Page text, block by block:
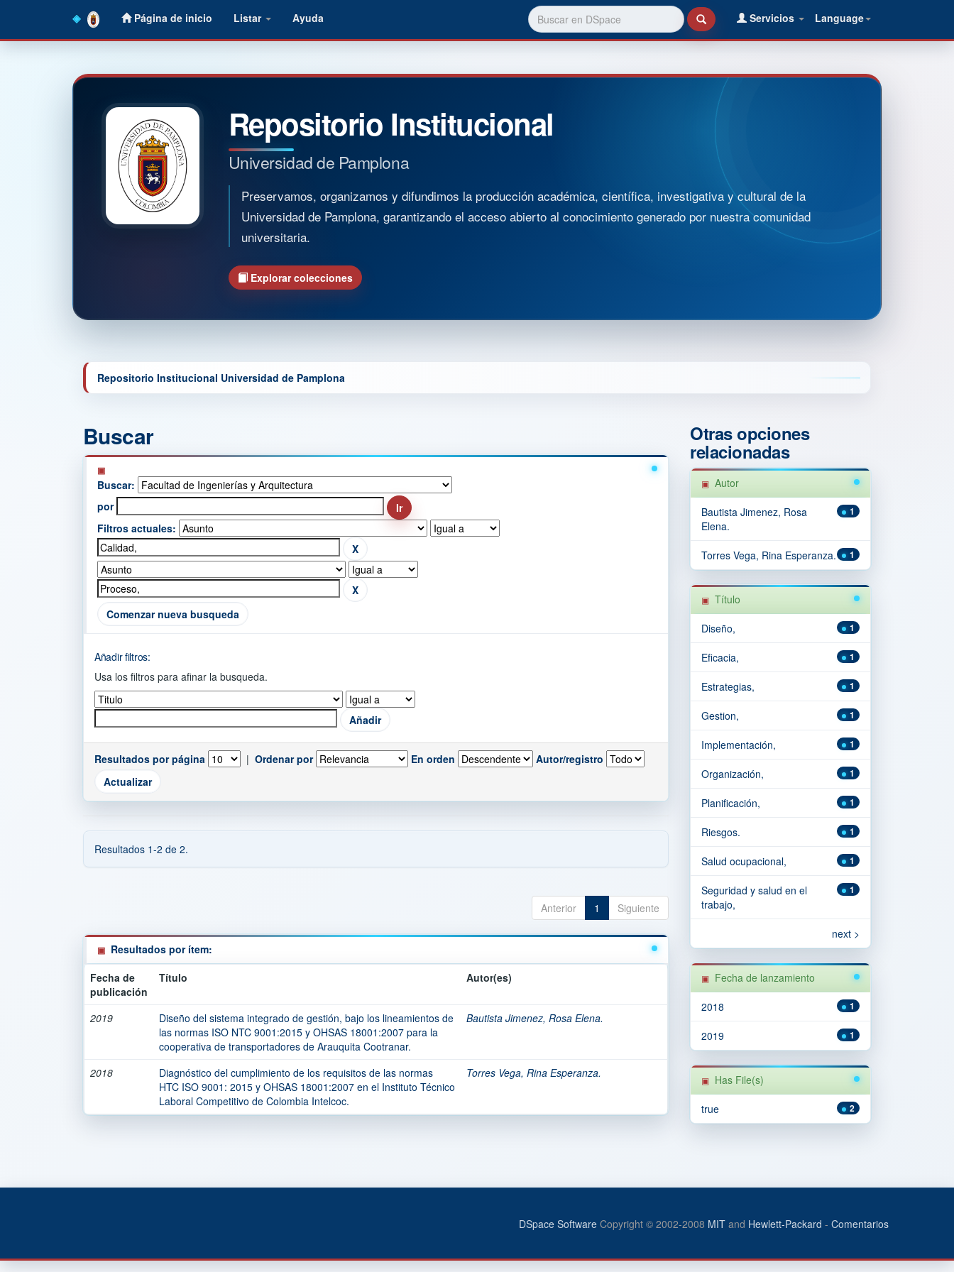
Página de inicio Listar Ayuda Language
Servicios
Repositorio Institucional
Universidad de Pamplona
Preservamos, organizamos y difundimos la producción académica, científica, investigativa y cultural de la
Universidad de Pamplona, garantizando el acceso abierto al conocimiento generado por nuestra comunidad
universitaria.
Explorar colecciones
Repositorio Institucional Universidad de Pamplona
Buscar
Buscar:
por
Filtros actuales:
Comenzar nueva busqueda
Añadir filtros:
Usa los filtros para afinar la busqueda.
Resultados por página | Ordenar por En orden Autor/registro
Resultados 1-2 de 2.
Anterior 1 Siguiente
Resultados por ítem:
Fecha de
publicación
Título Autor(es)
2019
Diseño del sistema integrado de gestión, bajo los lineamientos de
las normas ISO NTC 9001:2015 y OHSAS 18001:2007 para la
cooperativa de transportadores de Arauquita Cootranar.
Bautista Jimenez, Rosa Elena.
2018
Diagnóstico del cumplimiento de los requisitos de las normas
HTC ISO 9001: 2015 y OHSAS 18001:2007 en el Instituto Técnico
Laboral Competitivo de Colombia Intelcoc.
Torres Vega, Rina Esperanza.
Otras opciones
relacionadas
Autor
1
Bautista Jimenez, Rosa
Elena.
1
Torres Vega, Rina Esperanza.
Título
1
Diseño,
1
Eficacia,
1
Estrategias,
1
Gestion,
1
Implementación,
1
Organización,
1
Planificación,
1
Riesgos.
1
Salud ocupacional,
1
Seguridad y salud en el
trabajo,
next >
Fecha de lanzamiento
1
2018
1
2019
Has File(s)
2
true
DSpace Software Copyright © 2002-2008 MIT and Hewlett-Packard - Comentarios